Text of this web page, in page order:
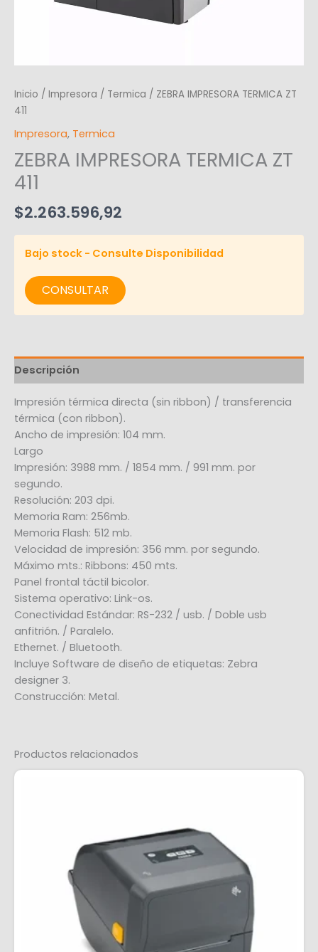
Inicio / Impresora / Termica / ZEBRA IMPRESORA TERMICA ZT
411
Impresora, Termica
ZEBRA IMPRESORA TERMICA ZT
411
$2.263.596,92
Bajo stock - Consulte Disponibilidad
CONSULTAR
Descripción
Impresión térmica directa (sin ribbon) / transferencia
térmica (con ribbon).
Ancho de impresión: 104 mm.
Largo
Impresión: 3988 mm. / 1854 mm. / 991 mm. por
segundo.
Resolución: 203 dpi.
Memoria Ram: 256mb.
Memoria Flash: 512 mb.
Velocidad de impresión: 356 mm. por segundo.
Máximo mts.: Ribbons: 450 mts.
Panel frontal táctil bicolor.
Sistema operativo: Link-os.
Conectividad Estándar: RS-232 / usb. / Doble usb
anfitrión. / Paralelo.
Ethernet. / Bluetooth.
Incluye Software de diseño de etiquetas: Zebra
designer 3.
Construcción: Metal.
Productos relacionados